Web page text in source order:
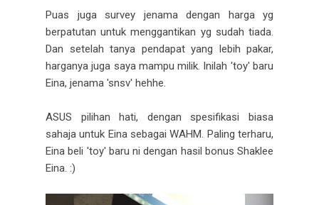
Puas juga survey jenama dengan harga yg
berpatutan untuk menggantikan yg sudah tiada.
Dan setelah tanya pendapat yang lebih pakar,
harganya juga saya mampu milik. Inilah 'toy' baru
Eina, jenama 'snsv' hehhe.
ASUS pilihan hati, dengan spesifikasi biasa
sahaja untuk Eina sebagai WAHM. Paling terharu,
Eina beli 'toy' baru ni dengan hasil bonus Shaklee
Eina. :)